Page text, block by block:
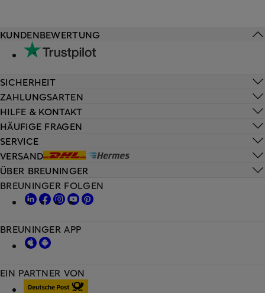
HILFE & KONTAKT
HÄUFIGE FRAGEN
SERVICE
VERSAND
KUNDENBEWERTUNG
SICHERHEIT
ZAHLUNGSARTEN
ÜBER BREUNINGER
EIN PARTNER VON
BREUNINGER FOLGEN
BREUNINGER APP